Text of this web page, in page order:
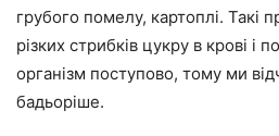
грубого помелу, картоплі. Такі
різких стрибків цукру в крові і
організм поступово, тому ми
бадьоріше.